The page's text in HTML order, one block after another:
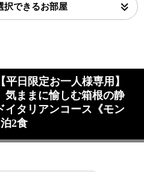
択できるお部屋
平日限定お一人様専用】
気ままに愉しむ箱根の静
タリアンコース《モン
2食